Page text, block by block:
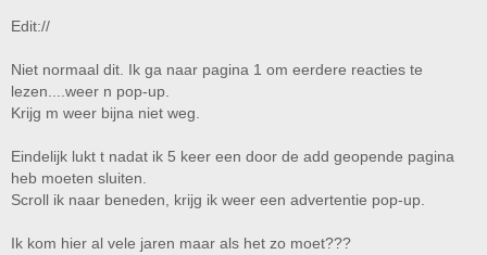
Edit://
Niet normaal dit. Ik ga naar pagina 1 om eerdere reacties te
lezen....weer n pop-up.
Krijg m weer bijna niet weg.
Eindelijk lukt t nadat ik 5 keer een door de add geopende pagina
heb moeten sluiten.
Scroll ik naar beneden, krijg ik weer een advertentie pop-up.
Ik kom hier al vele jaren maar als het zo moet???